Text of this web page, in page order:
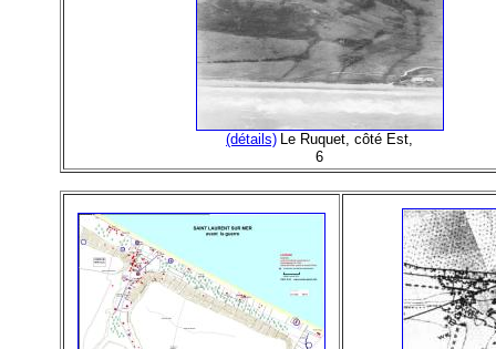
(détails) Le Ruquet, côté Est,
6